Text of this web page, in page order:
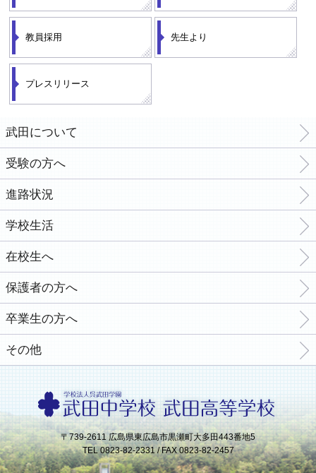
教員採用 先生より
プレスリリース
武田について
受験の方へ
進路状況
学校生活
在校生へ
保護者の方へ
卒業生の方へ
その他
〒739-2611 広島県東広島市黒瀬町大多田443番地5
TEL 0823-82-2331 / FAX 0823-82-2457